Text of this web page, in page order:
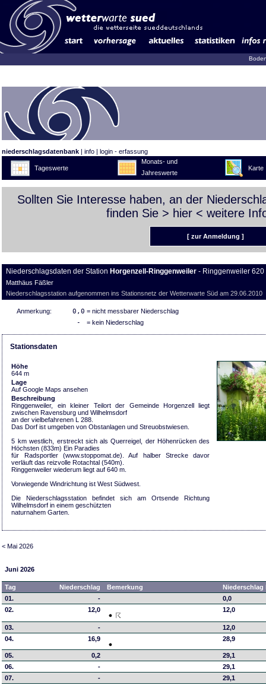
niederschlagsdatenbank | info | login - erfassung
Tageswerte
Monats- und
Jahreswerte
Karte
Sollten Sie Interesse haben, an der
finden Sie > hier < weitere
[ zur Anmeldung ]
Niederschlagsdaten der Station Horgenzell-Ringgenweiler - Ringgenweiler 620
Matthäus Fäßler
Niederschlagsstation aufgenommen ins Stationsnetz der Wetterwarte Süd am 29.06.2010
Anmerkung: 0,0 = nicht messbarer Niederschlag
- = kein Niederschlag
Stationsdaten
Höhe
644 m
Lage
Auf Google Maps ansehen
Beschreibung
Ringgenweiler, ein kleiner Teilort der Gemeinde Horgenzell liegt
zwischen Ravensburg und Wilhelmsdorf
an der vielbefahrenen L 288.
Das Dorf ist umgeben von Obstanlagen und Streuobstwiesen.
5 km westlich, erstreckt sich als Querreigel, der Höhenrücken des
Höchsten (833m) Ein Paradies
für Radsportler (www.stoppomat.de). Auf halber Strecke davor
verläuft das reizvolle Rotachtal (540m).
Ringgenweiler wiederum liegt auf 640 m.
Vorwiegende Windrichtung ist West Südwest.
Die Niederschlagsstation befindet sich am Ortsende Richtung
Wilhelmsdorf in einem geschützten
naturnahem Garten.
< Mai 2026
Juni 2026
Tag Niederschlag Bemerkung
01.
-
0,0
02.
12,0 12,0
03. -
12,0
04.
16,9 28,9
05. 0,2
29,1
06.
-
29,1
07.
-
29,1